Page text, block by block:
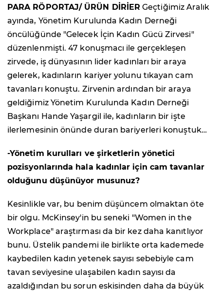
PARA RÖPORTAJ/ ÜRÜN DİRİER Geçtiğimiz Aralık
ayında, Yönetim Kurulunda Kadın Derneği
öncülüğünde "Gelecek İçin Kadın Gücü Zirvesi"
düzenlenmişti. 47 konuşmacı ile gerçekleşen
zirvede, iş dünyasının lider kadınları bir araya
gelerek, kadınların kariyer yolunu tıkayan cam
tavanları konuştu. Zirvenin ardından bir araya
geldiğimiz Yönetim Kurulunda Kadın Derneği
Başkanı Hande Yaşargil ile, kadınların bir işte
ilerlemesinin önünde duran bariyerleri konuştuk…
-Yönetim kurulları ve şirketlerin yönetici
pozisyonlarında hala kadınlar için cam tavanlar
olduğunu düşünüyor musunuz?
Kesinlikle var, bu benim düşüncem olmaktan öte
bir olgu. McKinsey'in bu seneki "Women in the
Workplace" araştırması da bir kez daha kanıtlıyor
bunu. Üstelik pandemi ile birlikte orta kademede
kaybedilen kadın yetenek sayısı sebebiyle cam
tavan seviyesine ulaşabilen kadın sayısı da
azaldığından bu sorun eskisinden daha da büyük